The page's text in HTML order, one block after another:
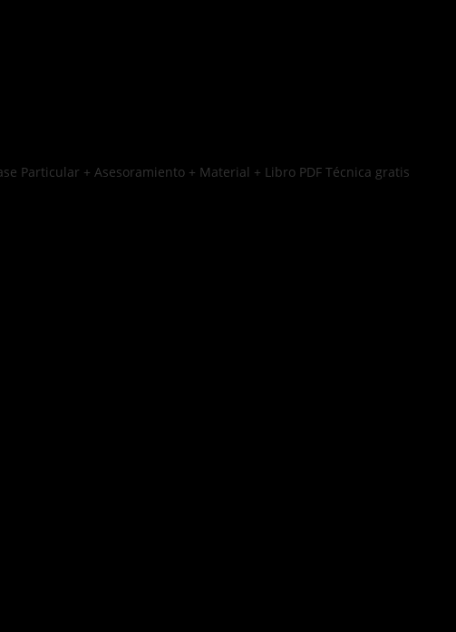
Particular + Asesoramiento + Material + Libro PDF Técnica gratis